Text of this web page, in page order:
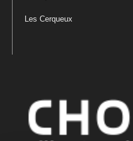
Les Cerqueux